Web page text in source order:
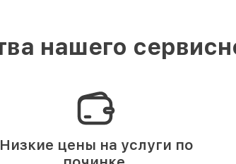
нашего
Низкие цены на услуги по